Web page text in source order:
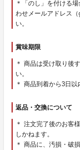
＊「のし」を付ける
わせメールアドレス
い。
賞味期限
＊ 商品は受け取り後
い。
＊ 商品到着から3日以
返品・交換について
＊ 注文完了後のお客
しかねます。
＊ 商品に、汚損・破